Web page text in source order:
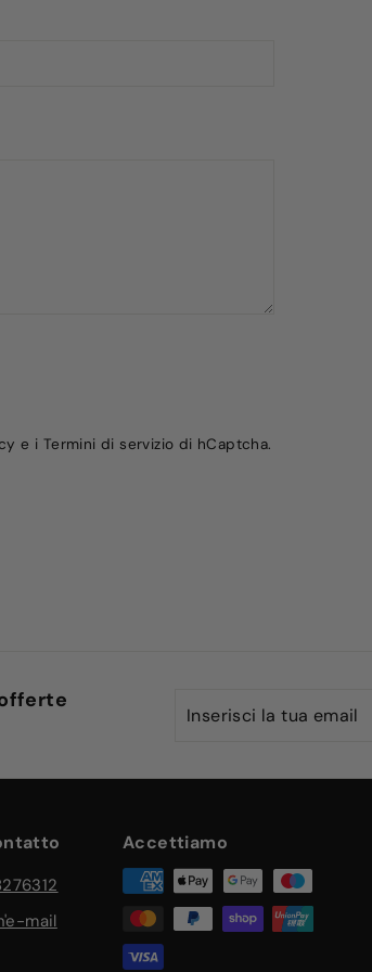
e i Termini di servizio di hCaptcha.
mail
Accettiamo